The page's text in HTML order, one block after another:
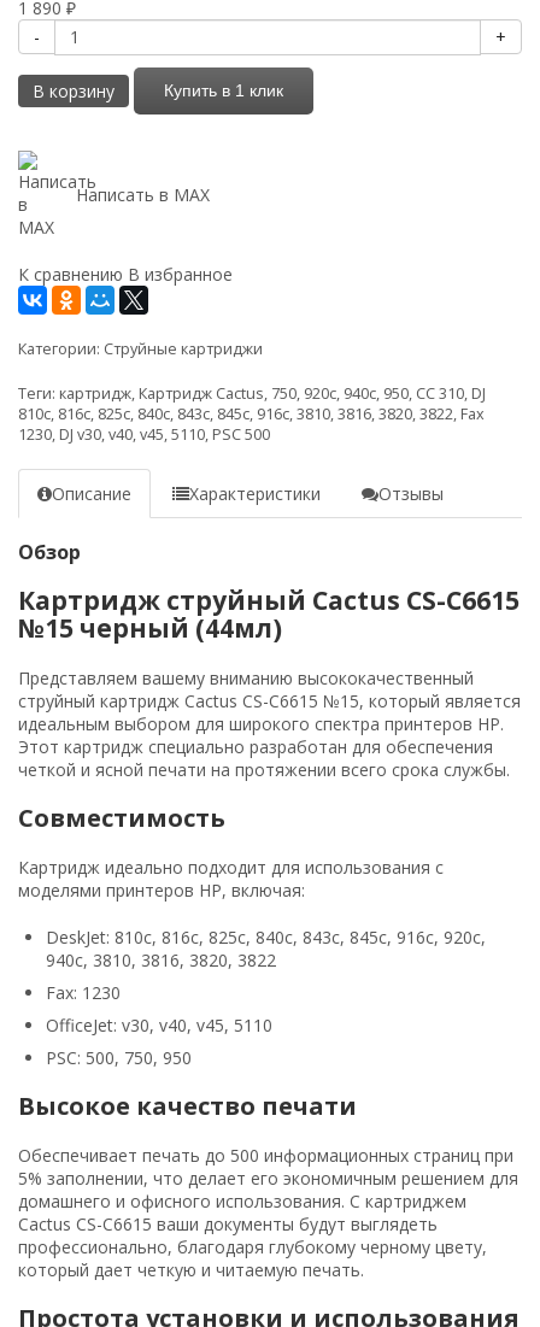
1 890 ₽
- +
В корзину Купить в 1 клик
Написать в MAX
К сравнению В избранное
Категории: Струйные картриджи
Теги: картридж, Картридж Cactus, 750, 920c, 940c, 950, CC 310, DJ
810c, 816c, 825c, 840c, 843c, 845c, 916c,3810,3816,3820,3822, Fax
1230, DJ v30,v40,v45,5110, PSC 500
Описание Характеристики Отзывы
Обзор
Картридж струйный Cactus CS-C6615
№15 черный (44мл)
Представляем вашему вниманию высококачественный
струйный картридж Cactus CS-C6615 №15, который является
идеальным выбором для широкого спектра принтеров HP.
Этот картридж специально разработан для обеспечения
четкой и ясной печати на протяжении всего срока службы.
Совместимость
Картридж идеально подходит для использования с
моделями принтеров HP, включая:
DeskJet: 810c, 816c, 825c, 840c, 843c, 845c, 916c, 920c,
940c, 3810, 3816, 3820, 3822
Fax: 1230
OfficeJet: v30, v40, v45, 5110
PSC: 500, 750, 950
Высокое качество печати
Обеспечивает печать до 500 информационных страниц при
5% заполнении, что делает его экономичным решением для
домашнего и офисного использования. С картриджем
Cactus CS-C6615 ваши документы будут выглядеть
профессионально, благодаря глубокому черному цвету,
который дает четкую и читаемую печать.
Простота установки и использования